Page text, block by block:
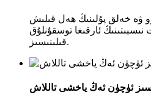
ۋە خەلق پۇلىنىڭ ھەل قىلىش
نىسبىتىنىڭ ئارقىغا توسقۇنلۇق
قىلىنىسىز.
ئۈچۈن ئەڭ ياخشى تاللاش